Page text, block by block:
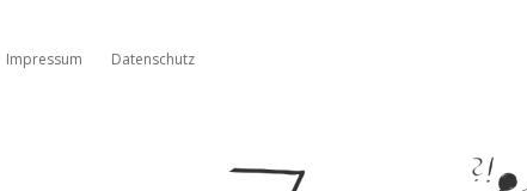
Impressum Datenschutz